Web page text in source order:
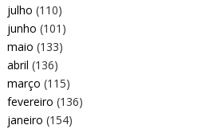
julho (110)
junho (101)
maio (133)
abril (136)
março (115)
fevereiro (136)
janeiro (154)